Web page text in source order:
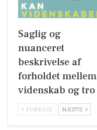
Saglig og
nuanceret
beskrivelse af
forholdet mellem
videnskab og tro
FORRIGE NÆSTE